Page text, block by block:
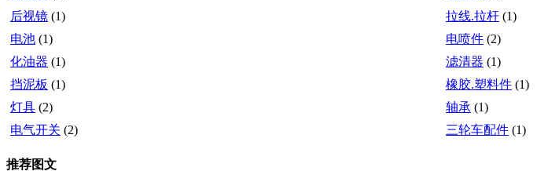
后视镜 (1) 拉线.拉杆 (1)
电池 (1) 电喷件 (2)
化油器 (1) 滤清器 (1)
挡泥板 (1) 橡胶.塑料件 (1)
灯具 (2) 轴承 (1)
电气开关 (2) 三轮车配件 (1)
推荐图文